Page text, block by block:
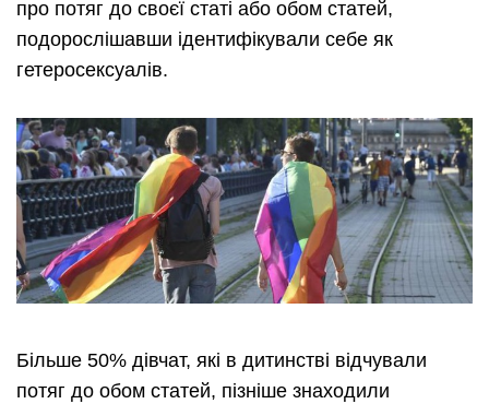
про потяг до своєї статі або обом статей,
подорослішавши ідентифікували себе як
гетеросексуалів.
Більше 50% дівчат, які в дитинстві відчували
потяг до обом статей, пізніше знаходили